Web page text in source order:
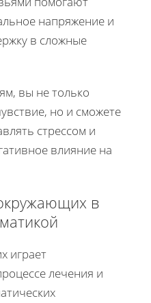
напряжение и
в сложные
вы не только
но и сможете
стрессом и
влияние на
в
играет
лечения и